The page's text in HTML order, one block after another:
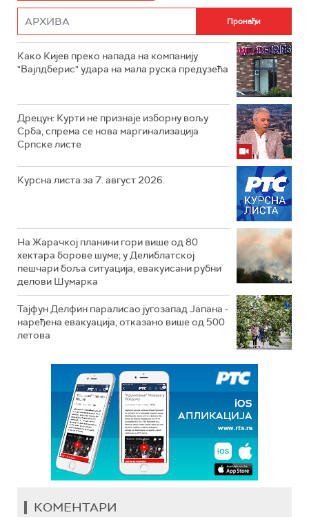
Како Кијев преко напада на компанију
"Вајлдберис" удара на мала руска предузећа
Дрецун: Курти не признаје изборну вољу
Срба, спрема се нова маргинализација
Српске листе
Курсна листа за 7. август 2026.
На Жарачкој планини гори више од 80
хектара борове шуме; у Делиблатској
пешчари боља ситуација, евакуисани рубни
делови Шумарка
Тајфун Делфин паралисао југозапад Јапана -
наређена евакуација, отказано више од 500
летова
КОМЕНТАРИ